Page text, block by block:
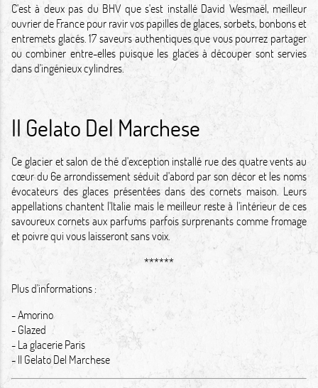
C'est à deux pas du BHV que s'est installé David Wesmaël, meilleur
ouvrier de France pour ravir vos papilles de glaces, sorbets, bonbons et
entremets glacés. 17 saveurs authentiques que vous pourrez partager
ou combiner entre-elles puisque les glaces à découper sont servies
dans d'ingénieux cylindres.
II Gelato Del Marchese
Ce glacier et salon de thé d'exception installé rue des quatre vents au
cœur du 6e arrondissement séduit d'abord par son décor et les noms
évocateurs des glaces présentées dans des cornets maison. Leurs
appellations chantent l'Italie mais le meilleur reste à l'intérieur de ces
savoureux cornets aux parfums parfois surprenants comme fromage
et poivre qui vous laisseront sans voix.
******
Plus d'informations :
-Amorino
-Glazed
-La glacerie Paris
-II Gelato Del Marchese